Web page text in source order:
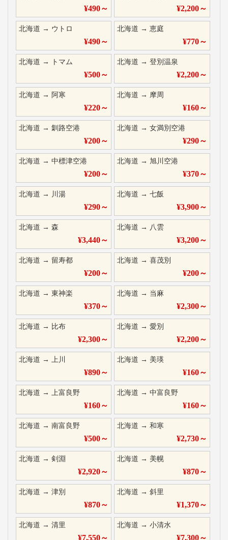
¥490～ ¥2,200～
北海道 → ウトロ
¥490～
北海道 →恵庭
¥770～
北海道 → トマム
¥500～
北海道 →登別温泉
¥2,200～
北海道 → 阿寒
¥220～
北海道 → 摩周
¥160～
北海道 → 釧路空港
¥200～
北海道 →女満別空港
¥290～
北海道 → 中標津空港
¥200～
北海道 →旭川空港
¥370～
北海道 → 川湯
¥290～
北海道 →七飯
¥3,900～
北海道 → 森
¥3,440～
北海道 → 八雲
¥3,200～
北海道 → 留寿都
¥200～
北海道 →喜茂別
¥200～
北海道 → 東神楽
¥370～
北海道 → 当麻
¥2,300～
北海道 → 比布
¥2,300～
北海道 →愛別
¥2,200～
北海道 → 上川
¥890～
北海道 → 美瑛
¥160～
北海道 → 上富良野
¥160～
北海道 →中富良野
¥160～
北海道 → 南富良野
¥500～
北海道 →和寒
¥2,730～
北海道 → 剣淵
¥2,920～
北海道 → 美幌
¥870～
北海道 → 津別
¥870～
北海道 →斜里
¥1,370～
北海道 → 清里
¥7,550～
北海道 →小清水
¥7,300～